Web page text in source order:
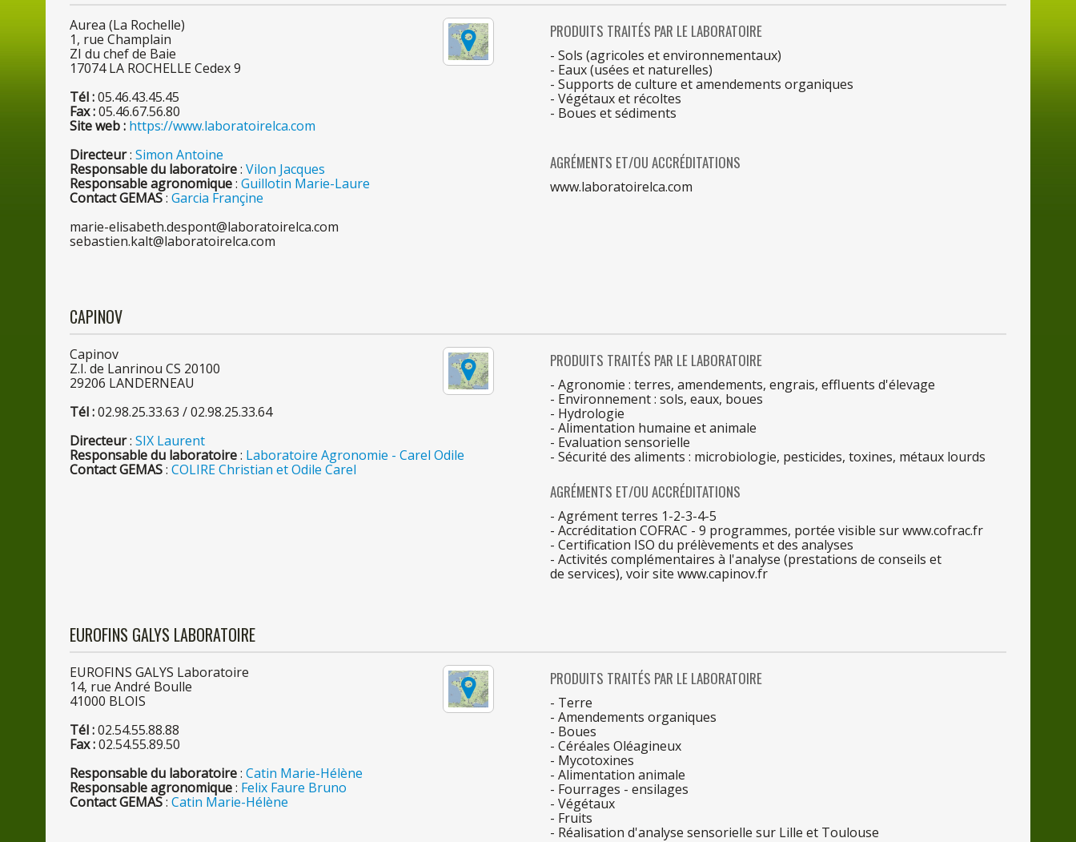
Aurea (La Rochelle)
1, rue Champlain
ZI du chefde Baie
17074LA ROCHELLE Cedex 9
Tél :05.46.43.45.45
Fax :05.46.67.56.80
Site web : https://www.laboratoirelca.com
Directeur: Simon Antoine
Responsabledu laboratoire: Vilon Jacques
Responsable agronomique: Guillotin Marie-Laure
Contact GEMAS: Garcia Françine
marie-elisabeth.despont@laboratoirelca.com
sebastien.kalt@laboratoirelca.com
PRODUITS TRAITÉS PAR LE LABORATOIRE
- Sols (agricoles et environnementaux)
- Eaux (usées et naturelles)
- Supports de culture et amendements organiques
- Végétaux et récoltes
- Boues et sédiments
AGRÉMENTS ET/OU ACCRÉDITATIONS
www.laboratoirelca.com
CAPINOV
Capinov
Z.I. de Lanrinou CS 20100
29206 LANDERNEAU
Tél :02.98.25.33.63 / 02.98.25.33.64
Directeur: SIX Laurent
Responsabledu laboratoire: Laboratoire Agronomie - Carel Odile
Contact GEMAS: COLIRE Christian et Odile Carel
PRODUITS TRAITÉS PAR LE LABORATOIRE
- Agronomie : terres, amendements, engrais, effluents d'élevage
- Environnement : sols, eaux, boues
- Hydrologie
- Alimentation humaine et animale
- Evaluation sensorielle
- Sécurité des aliments : microbiologie, pesticides, toxines, métaux lourds
AGRÉMENTS ET/OU ACCRÉDITATIONS
- Agrément terres 1-2-3-4-5
- Accréditation COFRAC - 9 programmes, portée visible surwww.cofrac.fr
- Certification ISO du prélèvements etdes analyses
- Activités complémentaires à l'analyse (prestations de conseils et
de services), voir site www.capinov.fr
EUROFINS GALYS LABORATOIRE
EUROFINS GALYS Laboratoire
14, rue André Boulle
41000 BLOIS
Tél :02.54.55.88.88
Fax :02.54.55.89.50
Responsabledu laboratoire: Catin Marie-Hélène
Responsable agronomique: Felix Faure Bruno
Contact GEMAS: Catin Marie-Hélène
PRODUITS TRAITÉS PAR LE LABORATOIRE
- Terre
- Amendements organiques
- Boues
- Céréales Oléagineux
- Mycotoxines
- Alimentation animale
- Fourrages - ensilages
- Végétaux
- Fruits
- Réalisation d'analyse sensorielle sur Lille et Toulouse